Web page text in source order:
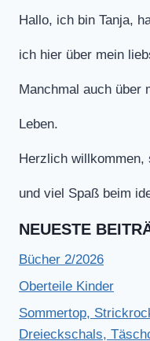
Hallo, ich bin Tanja,
ich hier über mein
Manchmal auch über
Leben.
Herzlich
und viel Spaß beim
NEUESTE
Bücher 2/2026
Oberteile Kinder
Sommertop,
Dreieckschals,